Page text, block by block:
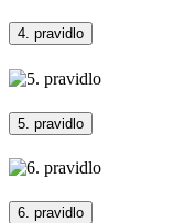
4. pravidlo
5. pravidlo
6. pravidlo